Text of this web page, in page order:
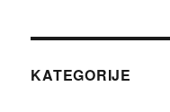
KATEGORIJE